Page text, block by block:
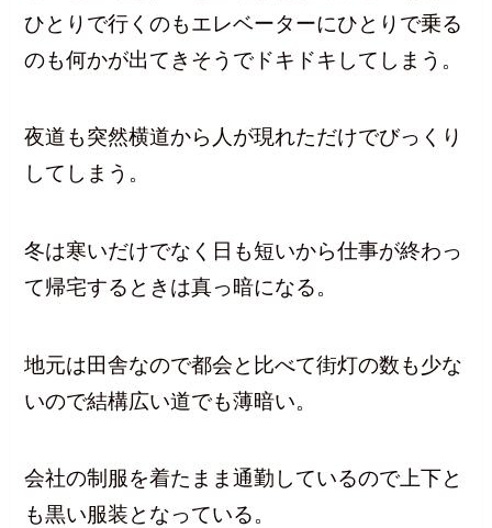
ひとりで行くのもエレベーターにひとりで乗る
のも何かが出てきそうでドキドキしてしまう。
夜道も突然横道から人が現れただけでびっくり
してしまう。
冬は寒いだけでなく日も短いから仕事が終わっ
て帰宅するときは真っ暗になる。
地元は田舎なので都会と比べて街灯の数も少な
いので結構広い道でも薄暗い。
会社の制服を着たまま通勤しているので上下と
も黒い服装となっている。